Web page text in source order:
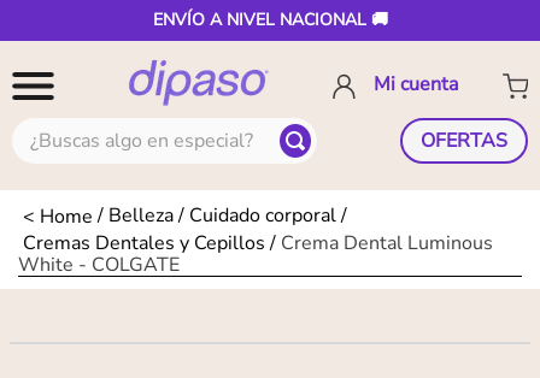
ENVÍO A NIVEL NACIONAL 🚚
¿Buscas algo en especial? OFERTAS
Belleza
Cuidado corporal
Cremas Dentales y Cepillos
Crema Dental Luminous
White - COLGATE